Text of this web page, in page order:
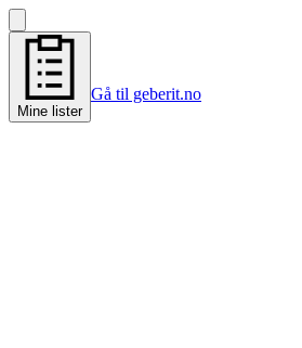
Mine lister
Gå til geberit.no